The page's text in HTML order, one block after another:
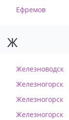
Ефремов
Ж
Железноводск
Железногорск
Железногорск
Железногорск